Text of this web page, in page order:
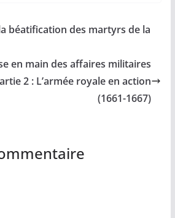
béatification des martyrs de la
en main des affaires militaires
2 : L’armée royale en action
(1661-1667)